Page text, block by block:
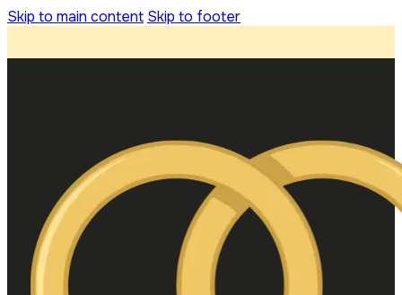
Skip to main content Skip to footer